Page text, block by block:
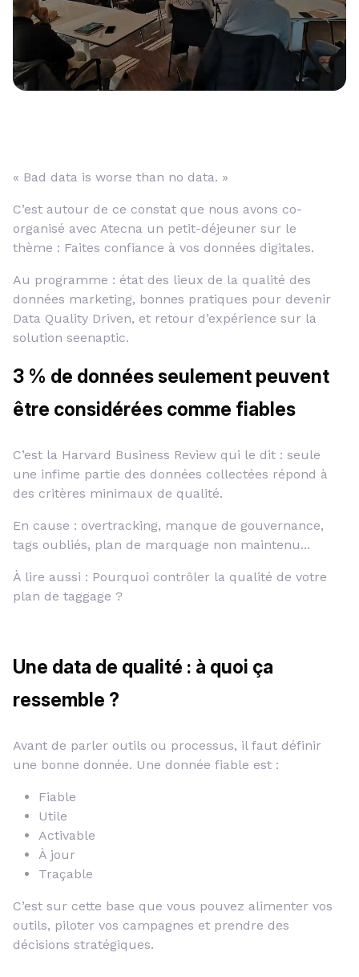
« Bad data is worse than no data. »
C’est autour de ce constat que nous avons co-
organisé avec Atecna un petit-déjeuner sur le
thème : Faites confiance à vos données digitales.
Au programme : état des lieux de la qualité des
données marketing, bonnes pratiques pour devenir
Data Quality Driven, et retour d’expérience sur la
solution seenaptic.
3 % de données seulement peuvent
être considérées comme fiables
C’est la Harvard Business Review qui le dit : seule
une infime partie des données collectées répond à
des critères minimaux de qualité.
En cause : overtracking, manque de gouvernance,
tags oubliés, plan de marquage non maintenu...
À lire aussi : Pourquoi contrôler la qualité de votre
plan de taggage ?
Une data de qualité : à quoi ça
ressemble ?
Avant de parler outils ou processus, il faut définir
une bonne donnée. Une donnée fiable est :
Fiable
Utile
Activable
À jour
Traçable
C’est sur cette base que vous pouvez alimenter vos
outils, piloter vos campagnes et prendre des
décisions stratégiques.